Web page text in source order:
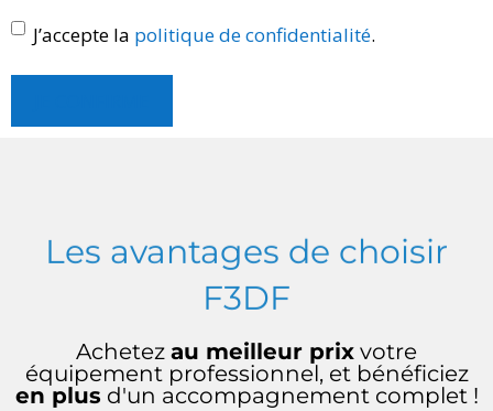
J’accepte la politique de confidentialité.
Les avantages de choisir
F3DF
Achetez au meilleur prix votre
équipement professionnel, et bénéficiez
en plus d'un accompagnement complet !